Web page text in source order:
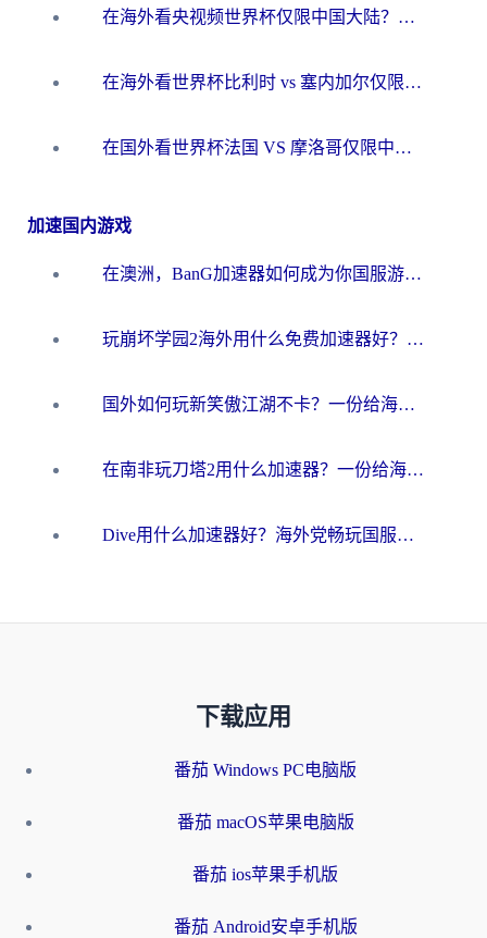
在海外看央视频世界杯仅限中国大陆？这篇指南帮你解锁中文解说+无卡顿直播
在海外看世界杯比利时 vs 塞内加尔仅限中国大陆？我找到了最流畅的中文解说之路
在国外看世界杯法国 VS 摩洛哥仅限中国大陆？海外党这样看中文解说赛事不卡顿
加速国内游戏
在澳洲，BanG加速器如何成为你国服游戏的“时光机”？
玩崩坏学园2海外用什么免费加速器好？2026海外党亲测国服游戏加速指南
国外如何玩新笑傲江湖不卡？一份给海外游子的终极网络指南
在南非玩刀塔2用什么加速器？一份给海外游子的终极生存指南
Dive用什么加速器好？海外党畅玩国服游戏的终极避坑指南
下载应用
番茄 Windows PC电脑版
番茄 macOS苹果电脑版
番茄 ios苹果手机版
番茄 Android安卓手机版